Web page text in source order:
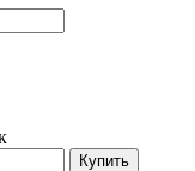
Купить